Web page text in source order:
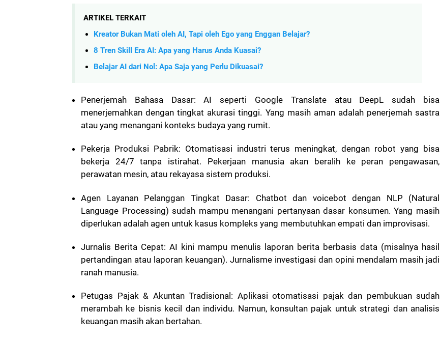
ARTIKEL TERKAIT
Kreator Bukan Mati oleh AI, Tapi oleh Ego yang Enggan Belajar?
8 Tren Skill Era AI: Apa yang Harus Anda Kuasai?
Belajar AI dari Nol: Apa Saja yang Perlu Dikuasai?
Penerjemah Bahasa Dasar: AI seperti Google Translate atau DeepL sudah bisa
menerjemahkan dengan tingkat akurasi tinggi. Yang masih aman adalah penerjemah sastra
atau yang menangani konteks budaya yang rumit.
Pekerja Produksi Pabrik: Otomatisasi industri terus meningkat, dengan robot yang bisa
bekerja 24/7 tanpa istirahat. Pekerjaan manusia akan beralih ke peran pengawasan,
perawatan mesin, atau rekayasa sistem produksi.
Agen Layanan Pelanggan Tingkat Dasar: Chatbot dan voicebot dengan NLP (Natural
Language Processing) sudah mampu menangani pertanyaan dasar konsumen. Yang masih
diperlukan adalah agen untuk kasus kompleks yang membutuhkan empati dan improvisasi.
Jurnalis Berita Cepat: AI kini mampu menulis laporan berita berbasis data (misalnya hasil
pertandingan atau laporan keuangan). Jurnalisme investigasi dan opini mendalam masih jadi
ranah manusia.
Petugas Pajak & Akuntan Tradisional: Aplikasi otomatisasi pajak dan pembukuan sudah
merambah ke bisnis kecil dan individu. Namun, konsultan pajak untuk strategi dan analisis
keuangan masih akan bertahan.